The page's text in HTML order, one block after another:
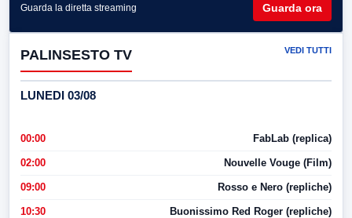
Guarda la diretta streaming Guarda ora
PALINSESTO TV VEDI TUTTI
LUNEDI 03/08
00:00 FabLab (replica)
02:00 Nouvelle Vouge (Film)
09:00 Rosso e Nero (repliche)
10:30 Buonissimo Red Roger (repliche)